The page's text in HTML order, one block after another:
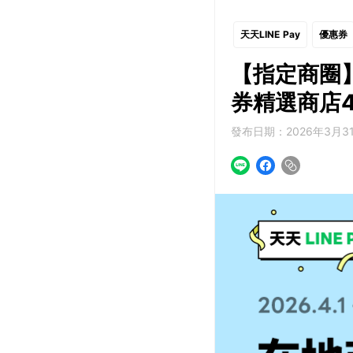
天天LINE Pay 優惠券
【指定商
券精選商店
發布日期：2026年3月